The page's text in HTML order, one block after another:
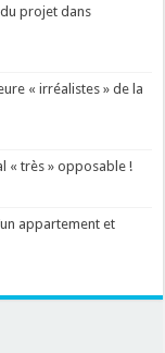
projet dans
« irréalistes » de la
« très » opposable !
appartement et